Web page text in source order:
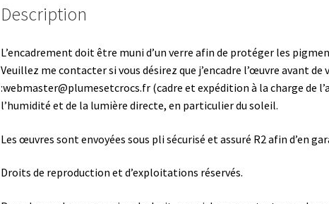
Description
L’encadrement doit être muni d’un verre afin de protéger les
Veuillez me contacter si vous désirez que j’encadre l’œuvre avant de
:webmaster@plumesetcrocs.fr (cadre et expédition à la charge de
l’humidité et de la lumière directe, en particulier du soleil.
Les œuvres sont envoyées sous pli sécurisé et assuré R2 afin d’en
Droits de reproduction et d’exploitations réservés.